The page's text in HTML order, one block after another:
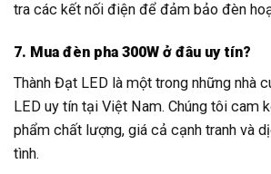
tra các kết nối điện để đảm bảo đèn
7. Mua đèn pha 300W ở đâu uy tín?
Thành Đạt LED là một trong những nhà
LED uy tín tại Việt Nam. Chúng tôi cam
phẩm chất lượng, giá cả cạnh tranh và
tình.